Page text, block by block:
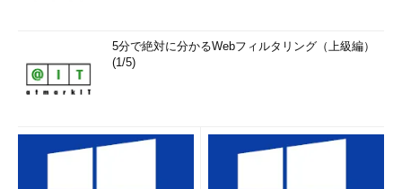
5分で絶対に分かるWebフィルタリング（上級編）
(1/5)